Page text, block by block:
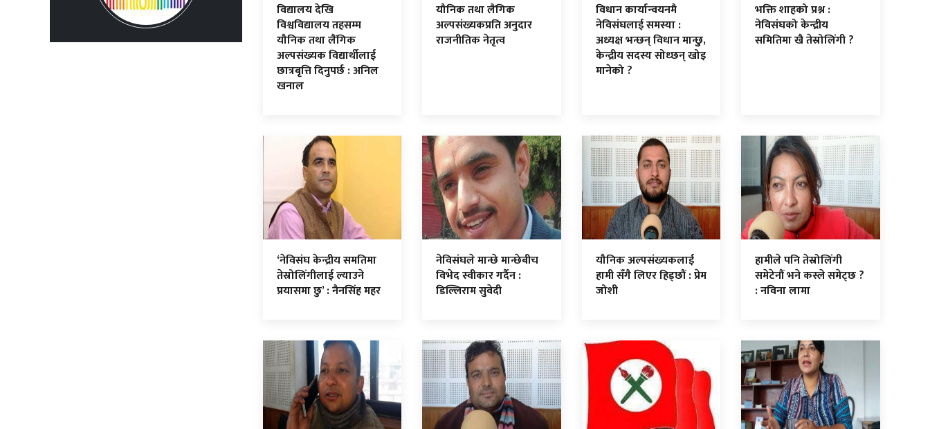
विद्यालय देखि
विश्वविद्यालय तहसम्म
यौनिक तथा लैंगिक
अल्पसंख्यक विद्यार्थीलाई
छात्रबृत्ति दिनुपर्छ : अनिल
खनाल
यौनिक तथा लैंगिक
अल्पसंख्यकप्रति अनुदार
राजनीतिक नेतृत्व
विधान कार्यान्वयनमै
नेविसंघलाई समस्या :
अध्यक्ष भन्छन् विधान मान्छुु,
केन्द्रीय सदस्य सोध्छन् खोइ
मानेको ?
भक्ति शाहको प्रश्न :
नेविसंघको केन्द्रीय
समितिमा खै तेस्रोलिंगी ?
‘नेविसंघ केन्द्रीय समतिमा
तेस्रोलिंगीलाई ल्याउने
प्रयासमा छु’ : नैनसिंह महर
नेविसंघले मान्छे मान्छेबीच
विभेद स्वीकार गर्दैन :
डिल्लिराम सुवेदी
यौनिक अल्पसंख्यकलाई
हामी सँगै लिएर हिड्छौं : प्रेम
जोशी
हामीले पनि तेस्रोलिंगी
समेटेनौं भने कस्ले समेट्छ ?
: नविना लामा